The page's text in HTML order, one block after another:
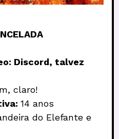
Discord, talvez
claro!
14 anos
do Elefante e